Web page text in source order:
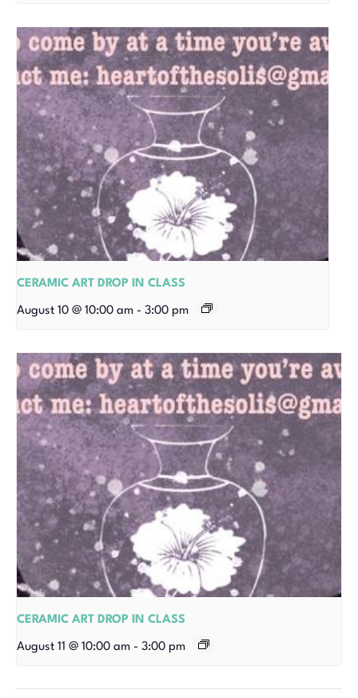
CERAMIC ART DROP IN CLASS
August 10 @ 10:00 am - 3:00 pm
CERAMIC ART DROP IN CLASS
August 11 @ 10:00 am - 3:00 pm